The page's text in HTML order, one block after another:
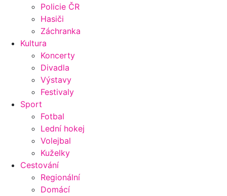
Policie ČR
Hasiči
Záchranka
Kultura
Koncerty
Divadla
Výstavy
Festivaly
Sport
Fotbal
Lední hokej
Volejbal
Kuželky
Cestování
Regionální
Domácí